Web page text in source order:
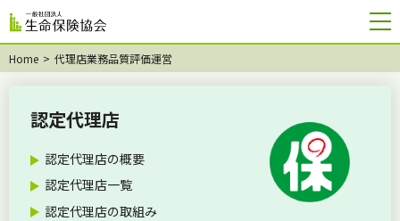
Home 代理店業務品質評価運営
認定代理店
認定代理店の概要
認定代理店一覧
認定代理店の取組み